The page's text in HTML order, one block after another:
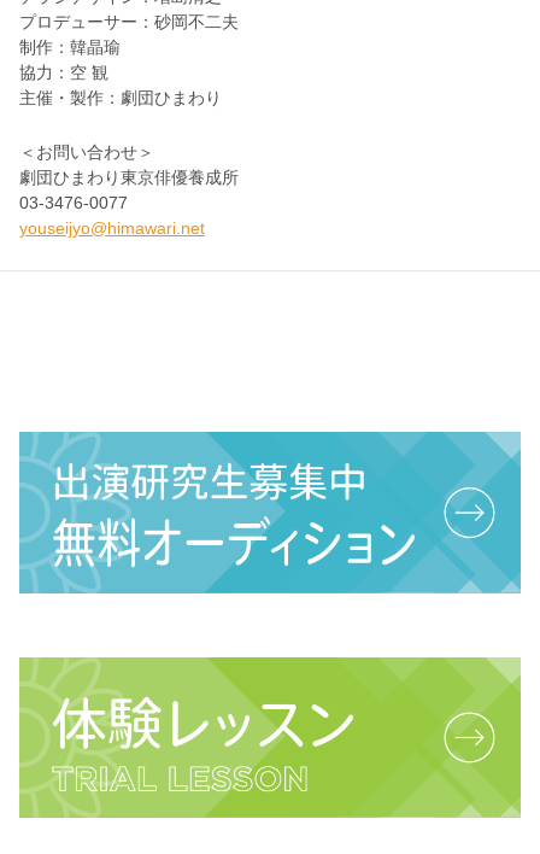
プロデューサー：砂岡不二夫
制作：韓晶瑜
協力：空 観
主催・製作：劇団ひまわり
＜お問い合わせ＞
劇団ひまわり東京俳優養成所
03-3476-0077
youseijyo@himawari.net